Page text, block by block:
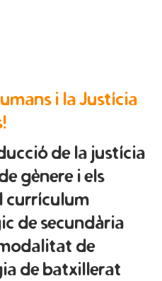
i la Justícia
de la justícia
gènere i els
currículum
de secundària
de
de batxillerat